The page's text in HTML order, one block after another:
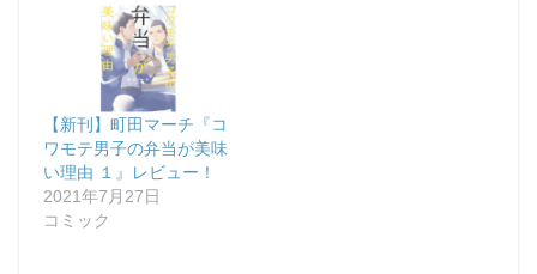
【新刊】町田マーチ『コ
ワモテ男子の弁当が美味
い理由 １』レビュー！
2021年7月27日
コミック